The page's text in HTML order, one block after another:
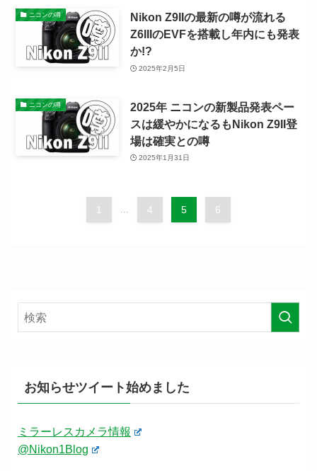
ニコンの噂
Nikon Z9IIの最新の噂が流れる
Z6IIIのEVFを搭載し年内にも発表
か!?
2025年2月5日
ニコンの噂
2025年 ニコンの新製品発表ペー
スは緩やかになるもNikon Z9II登
場は確実との噂
2025年1月31日
1 ... 4 5 6
お知らせツイート始めました
ミラーレスカメラ情報
@Nikon1Blog